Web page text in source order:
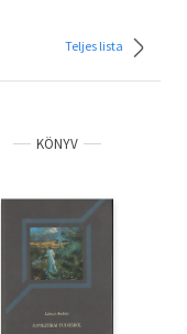
Teljes lista
KÖNYV